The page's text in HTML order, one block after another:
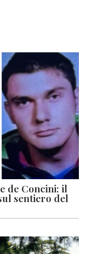
de Concini: il
sentiero del